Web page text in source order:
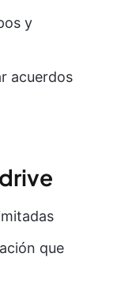
y
acuerdos
que